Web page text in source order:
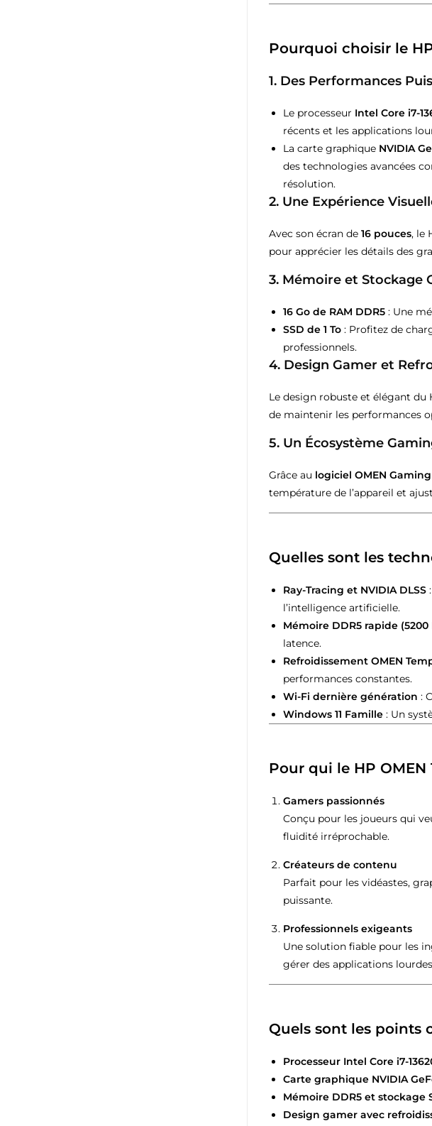
Pourquoi choisir le
1. Des Performances
Le processeur Intel Core i7-
récents et les applications
La carte graphique NVIDIA
des technologies avancées
résolution.
2. Une Expérience
Avec son écran de 16 pouces, le
pour apprécier les détails des
3. Mémoire et Stockage
16 Go de RAM DDR5 : Une
SSD de 1 To : Profitez de
professionnels.
4. Design Gamer et
Le design robuste et élégant du
de maintenir les performances
5. Un Écosystème
Grâce au logiciel OMEN
température de l’appareil et
Quelles sont les
Ray-Tracing et NVIDIA DLSS
l’intelligence artificielle.
Mémoire DDR5 rapide (5200
latence.
Refroidissement OMEN
performances constantes.
Wi-Fi dernière génération :
Windows 11 Famille : Un
Pour qui le HP OMEN
Gamers passionnés
Conçu pour les joueurs qui
fluidité irréprochable.
Créateurs de contenu
Parfait pour les vidéastes,
puissante.
Professionnels exigeants
Une solution fiable pour les
gérer des applications
Quels sont les points
Processeur Intel Core i7-
Carte graphique NVIDIA
Mémoire DDR5 et stockage
Design gamer avec